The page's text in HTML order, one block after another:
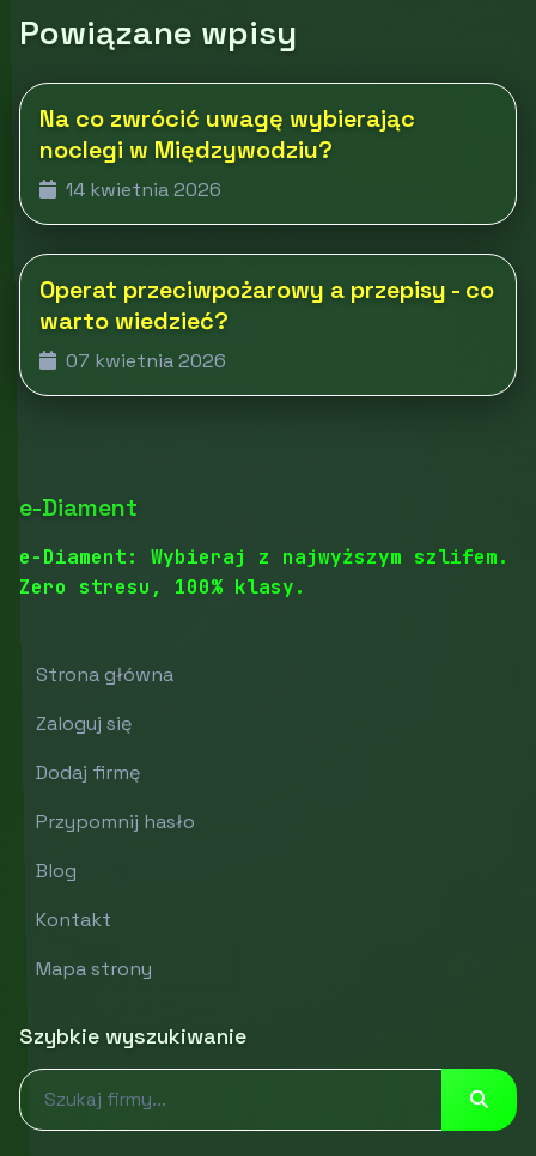
Powiązane wpisy
Na co zwrócić uwagę wybierając
noclegi w Międzywodziu?
14 kwietnia 2026
Operat przeciwpożarowy a przepisy - co
warto wiedzieć?
07 kwietnia 2026
e-Diament
e-Diament: Wybieraj z najwyższym szlifem.
Zero stresu, 100% klasy.
Strona główna
Zaloguj się
Dodaj firmę
Przypomnij hasło
Blog
Kontakt
Mapa strony
Szybkie wyszukiwanie